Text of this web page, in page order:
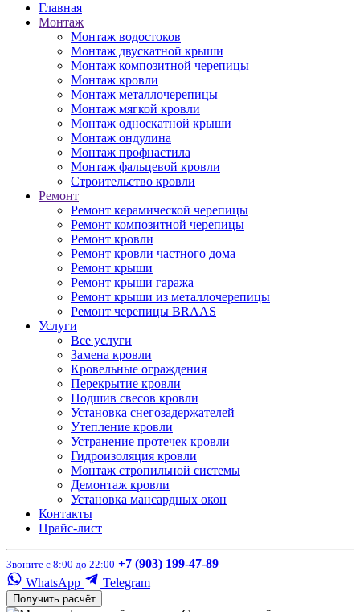
Главная
Монтаж
Монтаж водостоков
Монтаж двускатной крыши
Монтаж композитной черепицы
Монтаж кровли
Монтаж металлочерепицы
Монтаж мягкой кровли
Монтаж односкатной крыши
Монтаж ондулина
Монтаж профнастила
Монтаж фальцевой кровли
Строительство кровли
Ремонт
Ремонт керамической черепицы
Ремонт композитной черепицы
Ремонт кровли
Ремонт кровли частного дома
Ремонт крыши
Ремонт крыши гаража
Ремонт крыши из металлочерепицы
Ремонт черепицы BRAAS
Услуги
Все услуги
Замена кровли
Кровельные ограждения
Перекрытие кровли
Подшив свесов кровли
Установка снегозадержателей
Утепление кровли
Устранение протечек кровли
Гидроизоляция кровли
Монтаж стропильной системы
Демонтаж кровли
Установка мансардных окон
Контакты
Прайс-лист
Звоните с 8:00 до 22:00 +7 (903) 199-47-89
WhatsApp
Telegram
Получить расчёт